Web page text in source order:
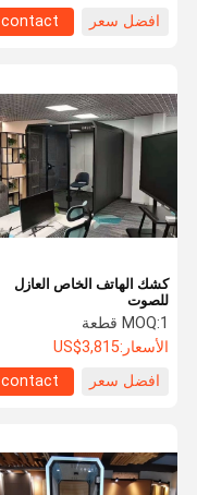
افضل سعر
contact
كشك الهاتف الخاص العازل
للصوت
MOQ:1 قطعة
الأسعار:US$3,815
افضل سعر
contact